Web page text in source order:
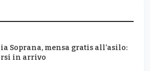
Soprana, mensa gratis all’asilo:
in arrivo